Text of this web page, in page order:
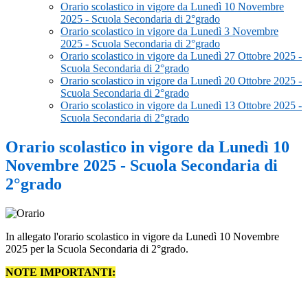
Orario scolastico in vigore da Lunedì 10 Novembre
2025 - Scuola Secondaria di 2°grado
Orario scolastico in vigore da Lunedì 3 Novembre
2025 - Scuola Secondaria di 2°grado
Orario scolastico in vigore da Lunedì 27 Ottobre 2025 -
Scuola Secondaria di 2°grado
Orario scolastico in vigore da Lunedì 20 Ottobre 2025 -
Scuola Secondaria di 2°grado
Orario scolastico in vigore da Lunedì 13 Ottobre 2025 -
Scuola Secondaria di 2°grado
Orario scolastico in vigore da Lunedì 10
Novembre 2025 - Scuola Secondaria di
2°grado
In allegato l'orario scolastico in vigore da Lunedì 10 Novembre
2025 per la Scuola Secondaria di 2°grado.
NOTE IMPORTANTI: